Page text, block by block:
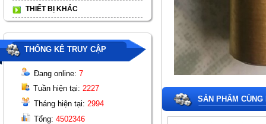
THIẾT BỊ KHÁC
THỐNG KÊ TRUY CẬP
Đang online: 7
Tuần hiện tại: 2227
Tháng hiện tại: 2994
Tổng: 4502346
SẢN PHẨM CÙNG